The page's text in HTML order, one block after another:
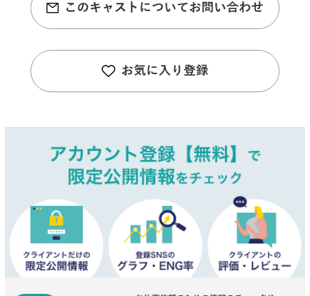
このキャストについてお問い合わせ
お気に入り登録